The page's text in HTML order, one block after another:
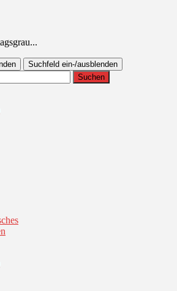
Suchfeld ein-/ausblenden